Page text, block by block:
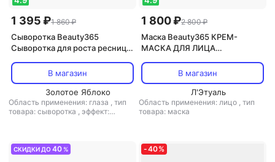
1 395 ₽1 860 ₽
Сыворотка Beauty365
Сыворотка для роста ресниц
роста ресниц EYELASH SERUM
В магазин
Золотое Яблоко
Область применения: глаза , тип
товара: сыворотка , эффект:
1 800 ₽2 800 ₽
Маска Beauty365 КРЕМ-
МАСКА ДЛЯ ЛИЦА
СИЯНИЕ” 110В магазин
Л'Этуаль
Область применения: лицо , тип
товара: маска
СКИДКИ ДО40 % -40%